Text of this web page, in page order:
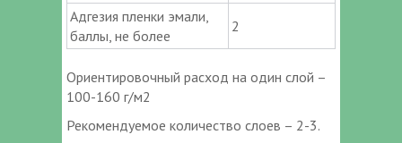
Адгезия пленки эмали,
баллы, не более
2
Ориентировочный расход на один слой –
100-160 г/м2
Рекомендуемое количество слоев – 2-3.